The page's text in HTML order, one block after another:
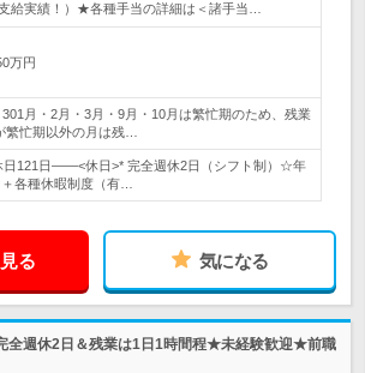
給実績！）★各種手当の詳細は＜諸手当…
万円
月・2月・3月・9月・10月は繁忙期のため、残業
繁忙期以外の月は残…
121日――<休日>* 完全週休2日（シフト制）☆年
各種休暇制度（有…
る 気になる
全週休2日＆残業は1日1時間程★未経験歓迎★前職